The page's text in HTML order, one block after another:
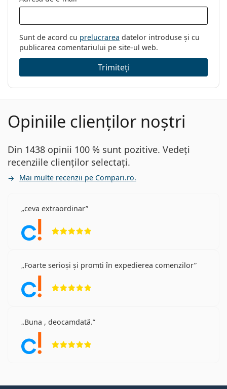
Sunt de acord cu prelucrarea datelor introduse și cu
publicarea comentariului pe site-ul web.
Trimiteți
Opiniile clienților noștri
Din 1438 opinii 100 % sunt pozitive. Vedeți
recenziile clienților selectați.
Mai multe recenzii pe Compari.ro.
ceva extraordinar
Foarte serioși și promti în expedierea comenzilor
Buna , deocamdată.